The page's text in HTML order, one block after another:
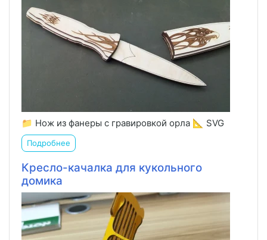
📁 Нож из фанеры с гравировкой орла 📐 SVG
Подробнее
Кресло-качалка для кукольного
домика